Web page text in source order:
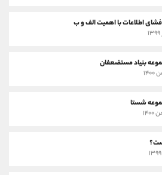
اطلاعات با اهمیت الف و ب
بنیاد مستضعفان
شستا